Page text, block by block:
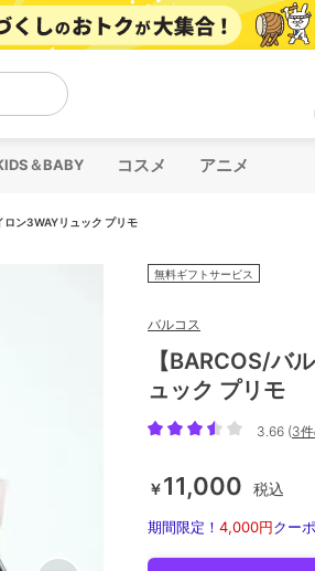
＆BABY コスメ アニメ
ロン3WAYリュック プリモ
無料ギフトサービス
バルコス
【BARCOS/バ
ュック プリモ
3.66 (3
￥11,000 税込
期間限定！ 4,000円クー